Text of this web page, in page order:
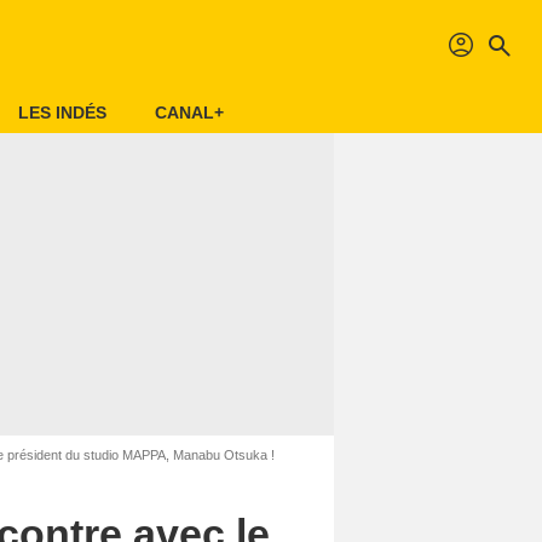
profil search
LES INDÉS CANAL+
du studio MAPPA, Manabu Otsuka !